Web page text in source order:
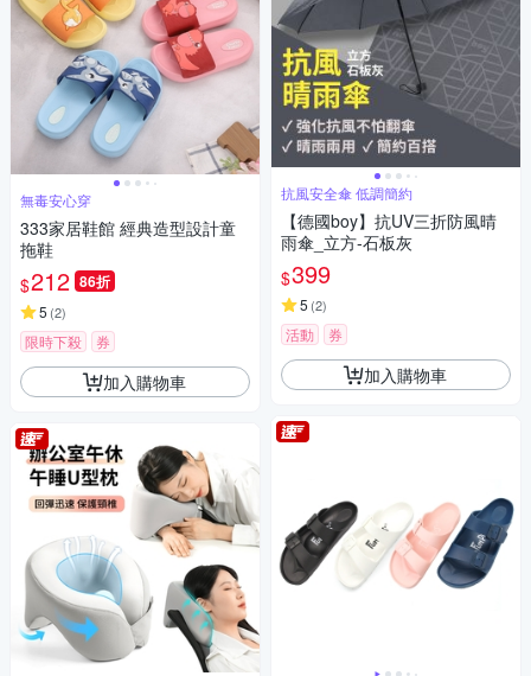
無毒安心穿
333家居鞋館 經典造型設計童
拖鞋
$212 86折
5 (2)
限時下殺 券
加入購物車
抗風安全傘 低調簡約
【德國boy】抗UV三折防風晴
雨傘_立方-石板灰
$399
5 (2)
活動 券
加入購物車